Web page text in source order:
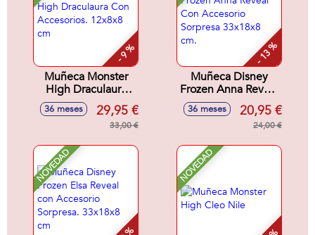
- 9 %
Muñeca Monster
High Draculaura
Con Accesorios.
12x8x8 cm
36 meses 29,95 €
33,00 €
- 13 %
Muñeca Disney
Frozen Anna Reveal
Con Accesorio
Sorpresa 33x18x8
36 meses 20,95 €
24,00 €
NOVEDAD NOVEDAD